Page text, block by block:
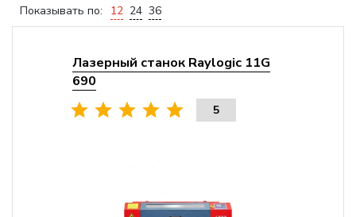
Показывать по:
12 24 36
Лазерный станок Raylogic 11G
690
5